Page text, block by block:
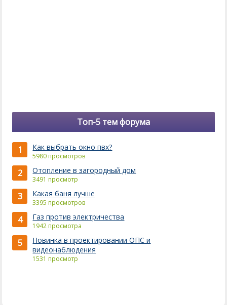
Топ-5 тем форума
1 Как выбрать окно пвх?
5980 просмотров
2 Отопление в загородный дом
3491 просмотр
3 Какая баня лучше
3395 просмотров
4 Газ против электричества
1942 просмотра
5
Новинка в проектировании ОПС и
видеонаблюдения
1531 просмотр